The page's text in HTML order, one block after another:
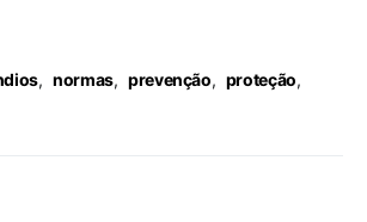
, normas, prevenção, proteção,